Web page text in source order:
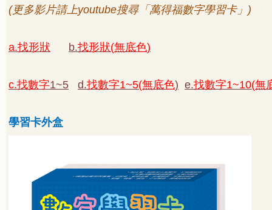
(更多影片請上youtube搜尋「萬得福數字學習卡」 )
a.找形狀 b.找形狀(無底色)
c.找數字1~5 d.找數字1~5(無底色) e.找數字1~10(無
學習卡外盒